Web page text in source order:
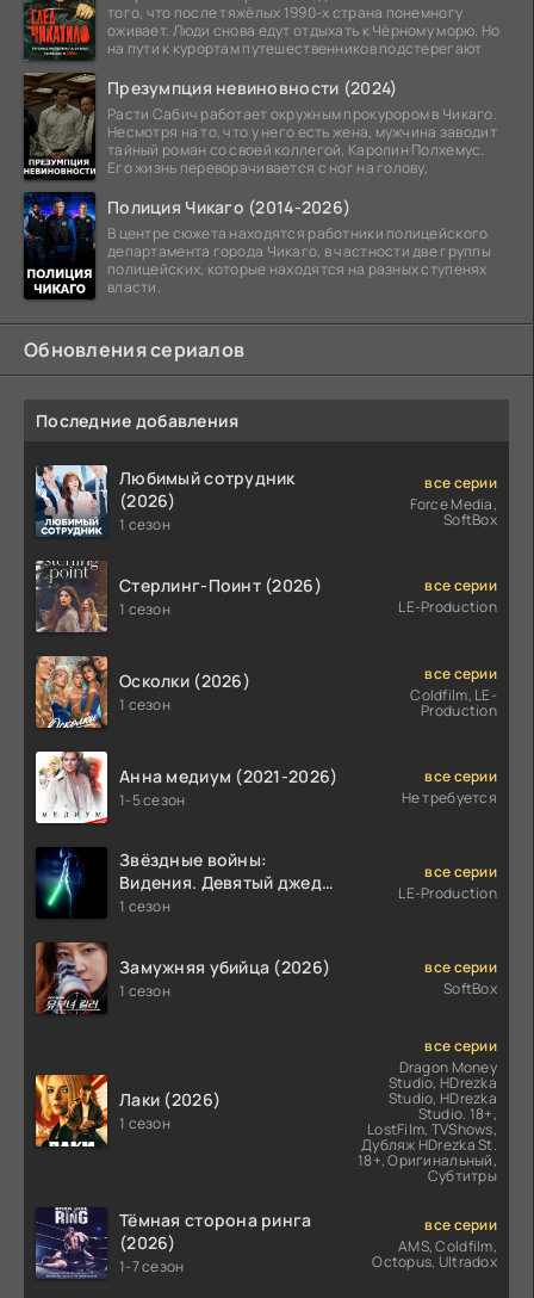
того, что после тяжёлых 1990-х страна понемногу
оживает. Люди снова едут отдыхать к Чёрному морю. Но
на пути к курортам путешественников подстерегают
Презумпция невиновности (2024)
Расти Сабич работает окружным прокурором в Чикаго.
Несмотря на то, что у него есть жена, мужчина заводит
тайный роман со своей коллегой, Каролин Полхемус.
Его жизнь переворачивается с ног на голову,
Полиция Чикаго (2014-2026)
В центре сюжета находятся работники полицейского
департамента города Чикаго, в частности две группы
полицейских, которые находятся на разных ступенях
власти.
Обновления сериалов
Последние добавления
Любимый сотрудник
(2026)
1 сезон
все серии
Force Media,
SoftBox
Стерлинг-Поинт (2026)
1 сезон
все серии
LE-Production
Осколки (2026)
1 сезон
все серии
Coldfilm, LE-
Production
Анна медиум (2021-2026)
1-5 сезон
все серии
Не требуется
Звёздные войны:
Видения. Девятый джедай
(2026)
1 сезон
все серии
LE-Production
Замужняя убийца (2026)
1 сезон
все серии
SoftBox
Лаки (2026)
1 сезон
все серии
Dragon Money
Studio, HDrezka
Studio, HDrezka
Studio. 18+,
LostFilm, TVShows,
Дубляж HDrezka St.
18+, Оригинальный,
Субтитры
Тёмная сторона ринга
(2026)
1-7 сезон
все серии
AMS, Coldfilm,
Octopus, Ultradox